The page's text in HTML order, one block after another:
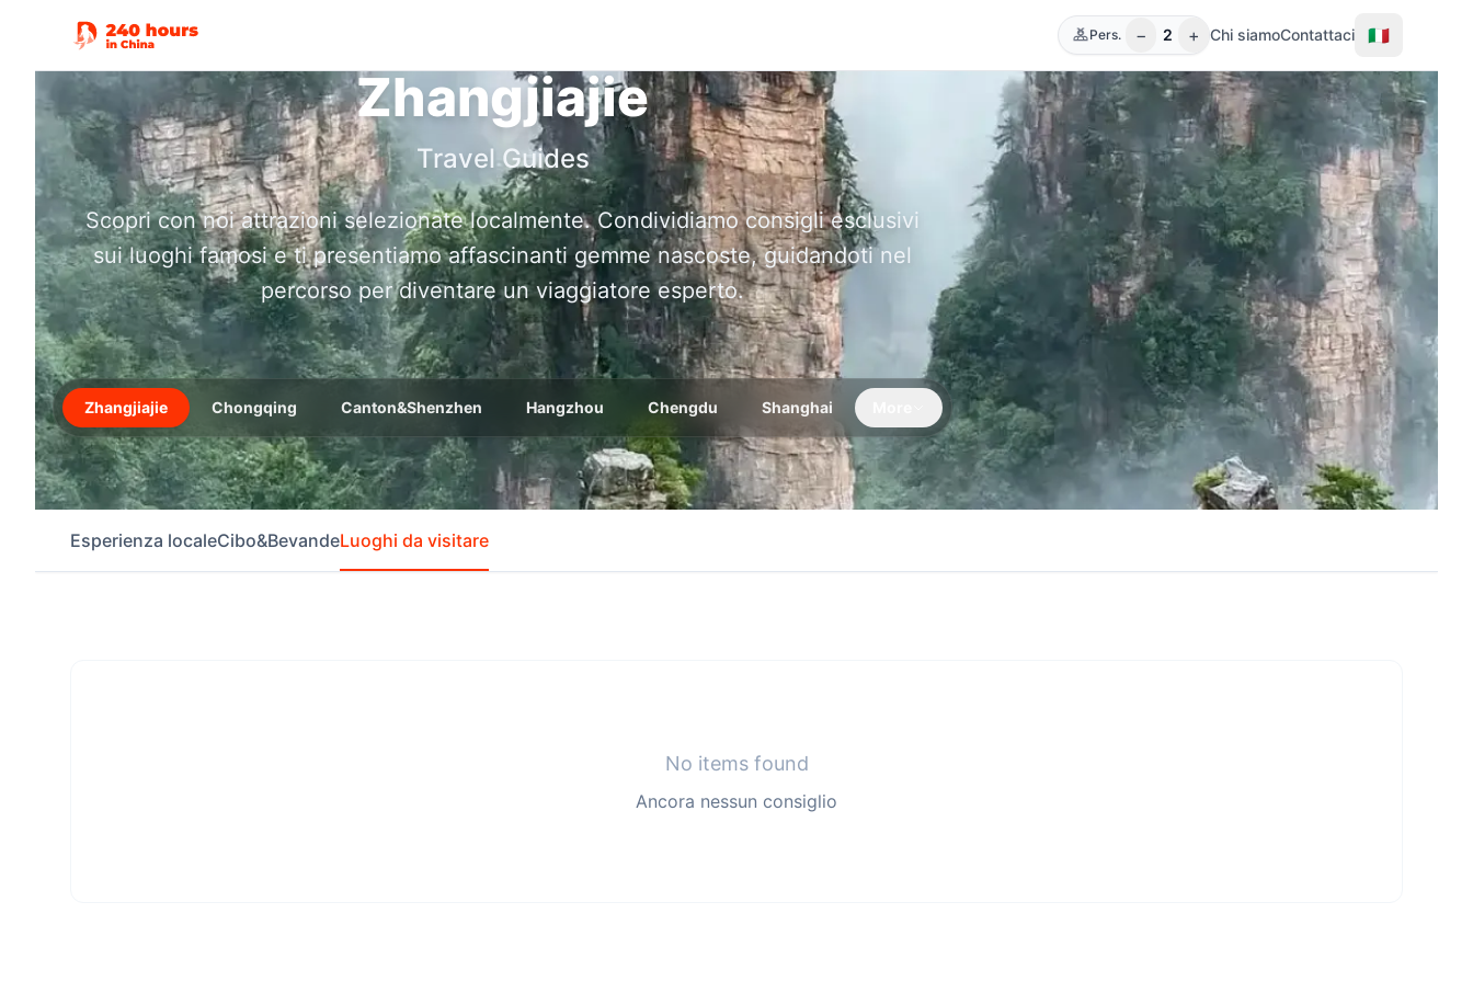
Pers. − 2 + Chi siamoContattaci 🇮🇹
Zhangjiajie
Travel Guides
Scopri con noi attrazioni selezionate localmente. Condividiamo consigli esclusivi
sui luoghi famosi e ti presentiamo affascinanti gemme nascoste, guidandoti nel
percorso per diventare un viaggiatore esperto.
Zhangjiajie Chongqing Canton&Shenzhen Hangzhou Chengdu Shanghai
Esperienza localeCibo&BevandeLuoghi da visitare
No items found
Ancora nessun consiglio